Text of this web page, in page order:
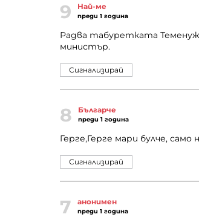
9 Най-ме
преди 1 година
Радва табуретката
министър.
Сигнализирай
8 Българче
преди 1 година
Герге,Герге мари булче,
Сигнализирай
7 анонимен
преди 1 година